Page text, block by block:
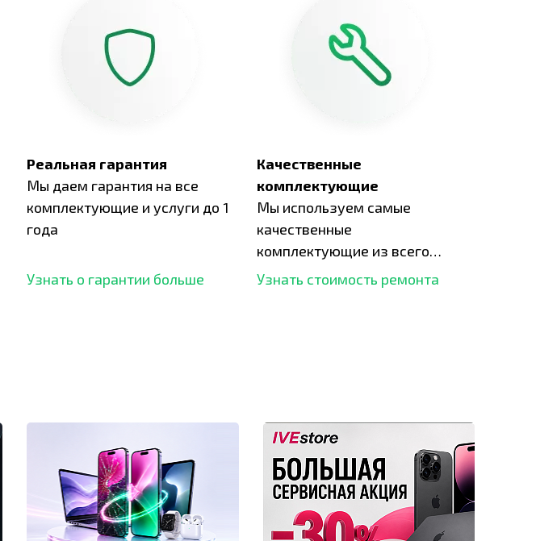
Реальная гарантия
Мы даем гарантия на все
комплектующие и услуги до 1
года
Узнать о гарантии больше
Качественные
комплектующие
Мы используем самые
качественные
комплектующие из всего
рынка и используем самое
Узнать стоимость ремонта